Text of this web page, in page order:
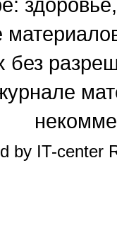
без
by IT-center